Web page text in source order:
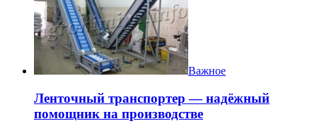
Важное
Ленточный транспортер — надёжный
помощник на производстве